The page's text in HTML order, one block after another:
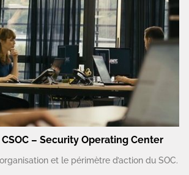
CSOC – Security Operating Center
et le périmètre d’action du SOC.